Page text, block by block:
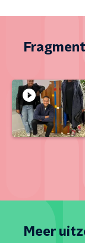
Meer